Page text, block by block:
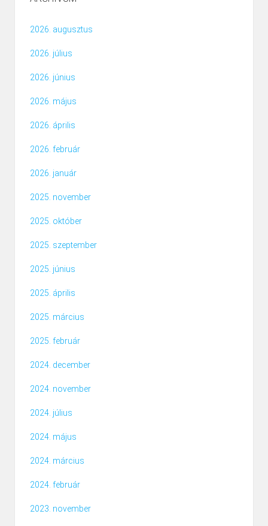
2026. augusztus
2026. július
2026. június
2026. május
2026. április
2026. február
2026. január
2025. november
2025. október
2025. szeptember
2025. június
2025. április
2025. március
2025. február
2024. december
2024. november
2024. július
2024. május
2024. március
2024. február
2023. november